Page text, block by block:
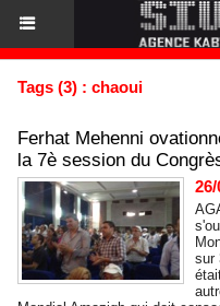
Tags (3) : chaoui
Ferhat Mehenni
la 7è session du
26/
sur